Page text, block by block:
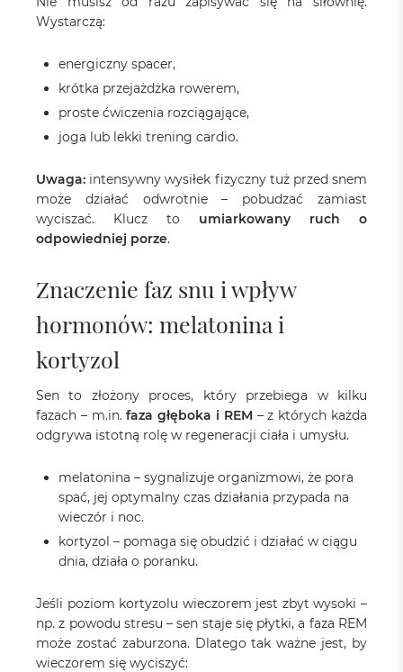
Wystarczą:
energiczny spacer,
krótka przejażdżka rowerem,
proste ćwiczenia rozciągające,
joga lub lekki trening cardio.
Uwaga: intensywny wysiłek fizyczny tuż przed snem
może działać odwrotnie – pobudzać zamiast
wyciszać. Klucz to umiarkowany ruch o
odpowiedniej porze.
Znaczenie faz snu i wpływ
hormonów: melatonina i
kortyzol
Sen to złożony proces, który przebiega w kilku
fazach – m.in.faza głęboka i REM – z których każda
odgrywa istotną rolę w regeneracji ciała i umysłu.
melatonina – sygnalizuje organizmowi, że pora
spać, jej optymalny czas działania przypada na
wieczór i noc.
kortyzol – pomaga się obudzić i działać w ciągu
dnia, działa o poranku.
Jeśli poziom kortyzolu wieczorem jest zbyt wysoki –
np. z powodu stresu – sen staje się płytki, a faza REM
może zostać zaburzona. Dlatego tak ważne jest, by
wieczorem się wyciszyć: